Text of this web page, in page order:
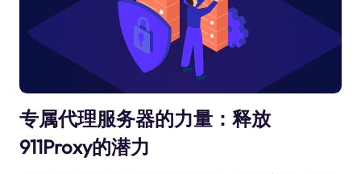
专属代理服务器的力量：释放
911Proxy的潜力